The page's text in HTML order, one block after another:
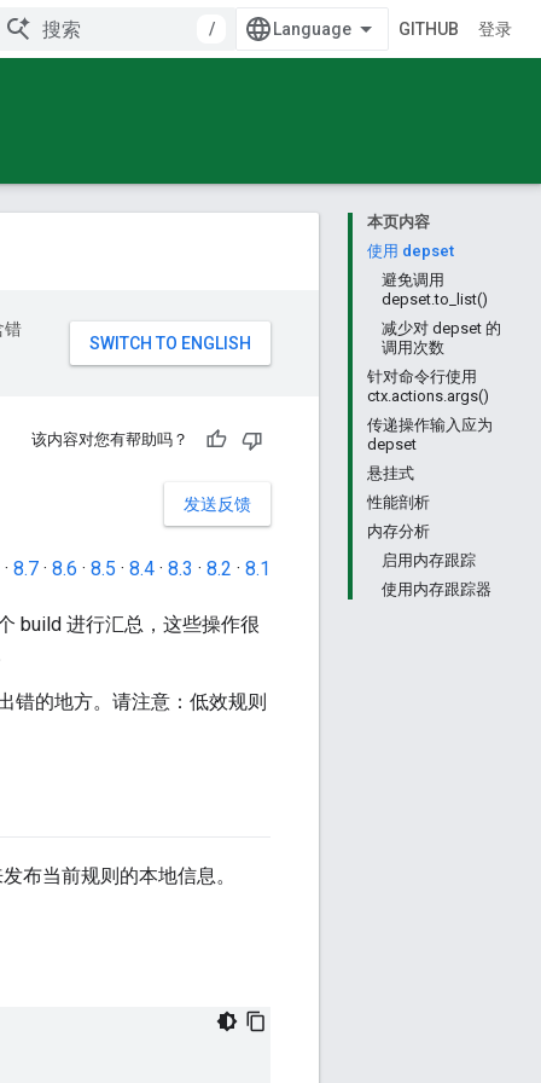
/ GITHUB 登录
本页内容
使用 depset
避免调用
depset.to_list()
减少对 depset 的
调用次数
针对命令行使用
ctx.actions.args()
传递操作输入应为
depset
悬挂式
性能剖析
内存分析
启用内存跟踪
使用内存跟踪器
错
该内容对您有帮助吗？
发送反馈
· 8.7 · 8.6 · 8.5 · 8.4 · 8.3 · 8.2 · 8.1
build 进行汇总，这些操作很
错的地方。请注意：低效规则
布当前规则的本地信息。